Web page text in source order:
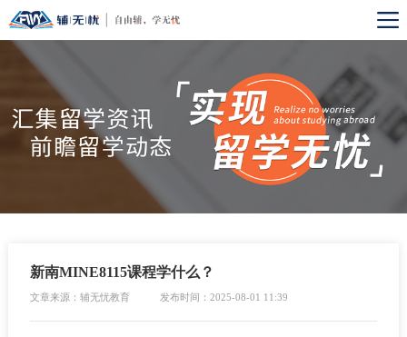
新南MINE8115课程学什么？
文章来源：辅无忧教育 发布时间：2025-08-01 11:39